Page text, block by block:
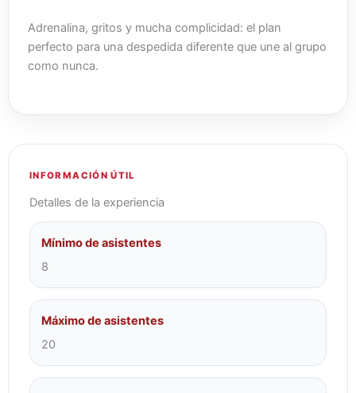
Adrenalina, gritos y mucha complicidad: el plan
perfecto para una despedida diferente que une al grupo
como nunca.
INFORMACIÓN ÚTIL
Detalles de la experiencia
Mínimo de asistentes
8
Máximo de asistentes
20